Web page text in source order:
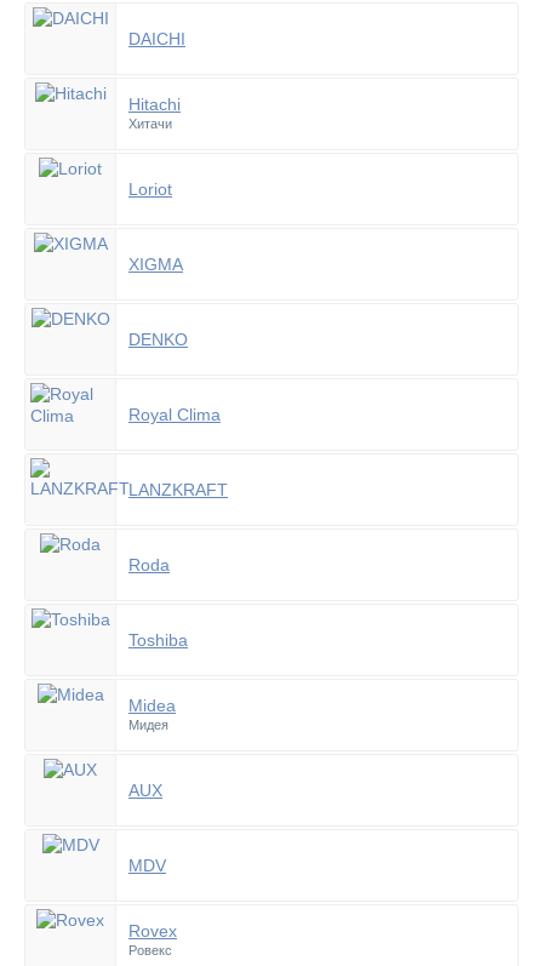
DAICHI
Hitachi
Хитачи
Loriot
XIGMA
DENKO
Royal Clima
LANZKRAFT
Roda
Toshiba
Midea
Мидея
AUX
MDV
Rovex
Ровекс